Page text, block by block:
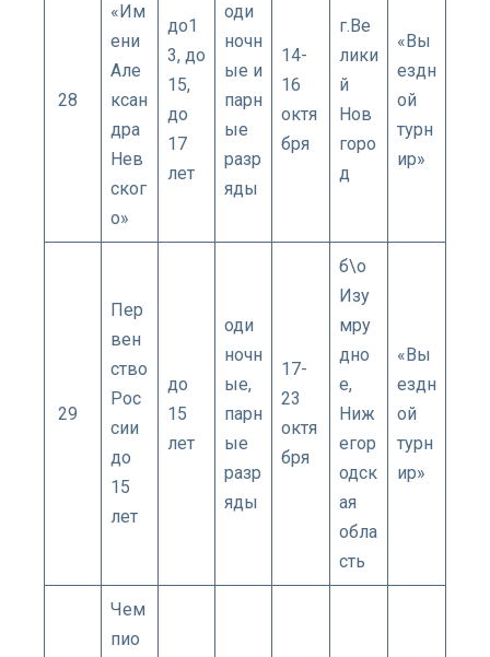
28
«Им
ени
Але
ксан
дра
Нев
ског
о»
до1
3, до
15,
до
17
лет
оди
ночн
ые и
парн
ые
разр
яды
14-
16
октя
бря
г.Ве
лики
й
Нов
горо
д
«Вы
ездн
ой
турн
ир»
29
Пер
вен
ство
Рос
сии
до
15
лет
до
15
лет
оди
ночн
ые,
парн
ые
разр
яды
17-
23
октя
бря
б\о
Изу
мру
дно
е,
Ниж
егор
одск
ая
обла
сть
«Вы
ездн
ой
турн
ир»
Чем
пио